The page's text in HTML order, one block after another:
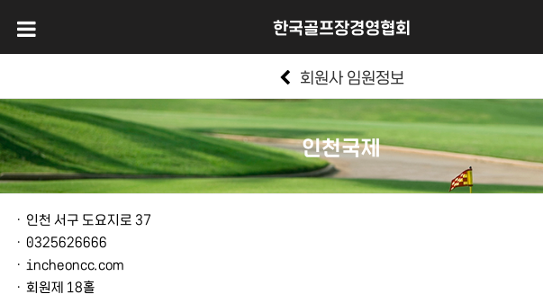
한국골프장경영협회
회원사 임원정보
인천국제
본문
ㆍ 인천 서구 도요지로 37
ㆍ 0325626666
ㆍ incheoncc.com
ㆍ 회원제 18홀